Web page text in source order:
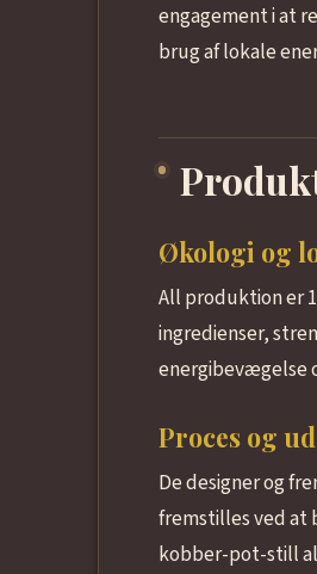
engagement i at
brug af lokale
Økologi og
All produktion er
ingredienser,
energibevægelse
Proces og
De designer og
fremstilles ved at
kobber-pot-still